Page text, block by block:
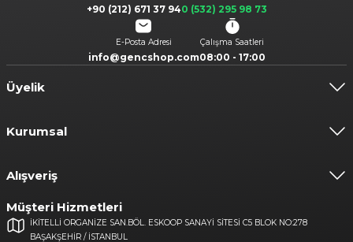
+90 (212) 671 37 940 (532) 295 98 73
E-Posta Adresi
info@gencshop.com
Çalışma Saatleri
08:00 - 17:00
Müşteri Hizmetleri
İKİTELLİ ORGANİZE SAN.BÖL. ESKOOP SANAYİ SİTESİ C5 BLOK NO:278
BAŞAKŞEHİR / İSTANBUL
Üyelik
Kurumsal
Alışveriş